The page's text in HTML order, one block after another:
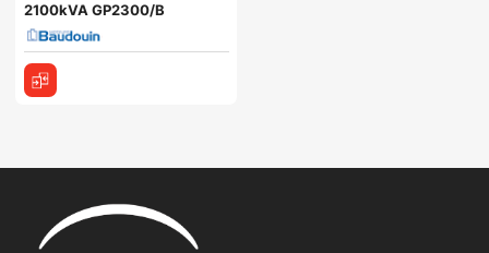
2100kVA GP2300/B